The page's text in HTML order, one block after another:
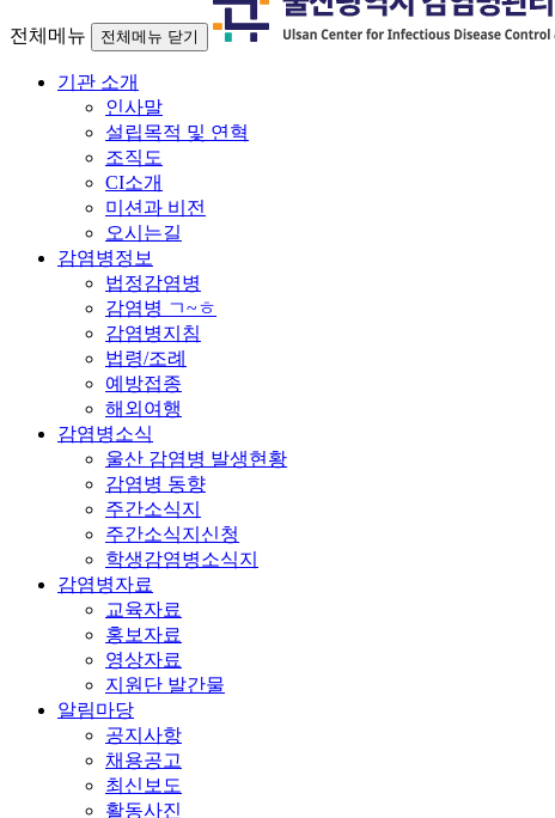
전체메뉴 전체메뉴 닫기
기관 소개
인사말
설립목적 및 연혁
조직도
CI소개
미션과 비전
오시는길
감염병정보
법정감염병
감염병 ㄱ~ㅎ
감염병지침
법령/조례
예방접종
해외여행
감염병소식
울산 감염병 발생현황
감염병 동향
주간소식지
주간소식지신청
학생감염병소식지
감염병자료
교육자료
홍보자료
영상자료
지원단 발간물
알림마당
공지사항
채용공고
최신보도
활동사진